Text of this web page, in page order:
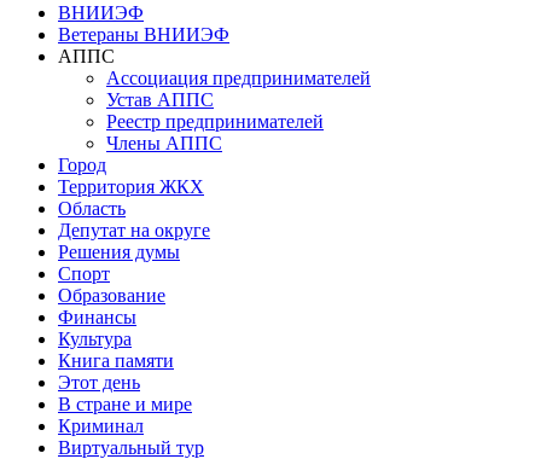
ВНИИЭФ
Ветераны ВНИИЭФ
АППС
Ассоциация предпринимателей
Устав АППС
Реестр предпринимателей
Члены АППС
Город
Территория ЖКХ
Область
Депутат на округе
Решения думы
Спорт
Образование
Финансы
Культура
Книга памяти
Этот день
В стране и мире
Криминал
Виртуальный тур